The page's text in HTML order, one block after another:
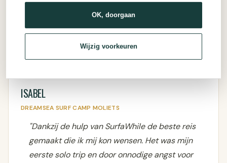
OK, doorgaan
Wijzig voorkeuren
ISABEL
DREAMSEA SURF CAMP MOLIETS
"Dankzij de hulp van SurfaWhile de beste reis
gemaakt die ik mij kon wensen. Het was mijn
eerste solo trip en door onnodige angst voor